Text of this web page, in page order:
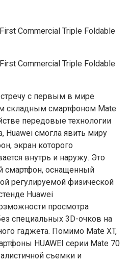
с первым в мире
складным смартфоном Mate
передовые технологии
Huawei смогла явить миру
экран которого
внутрь и наружу. Это
смартфон, оснащенный
регулируемой физической
Huawei
просмотра
специальных 3D-очков на
гаджета. Помимо Mate XT,
HUAWEI серии Mate 70
съемки и